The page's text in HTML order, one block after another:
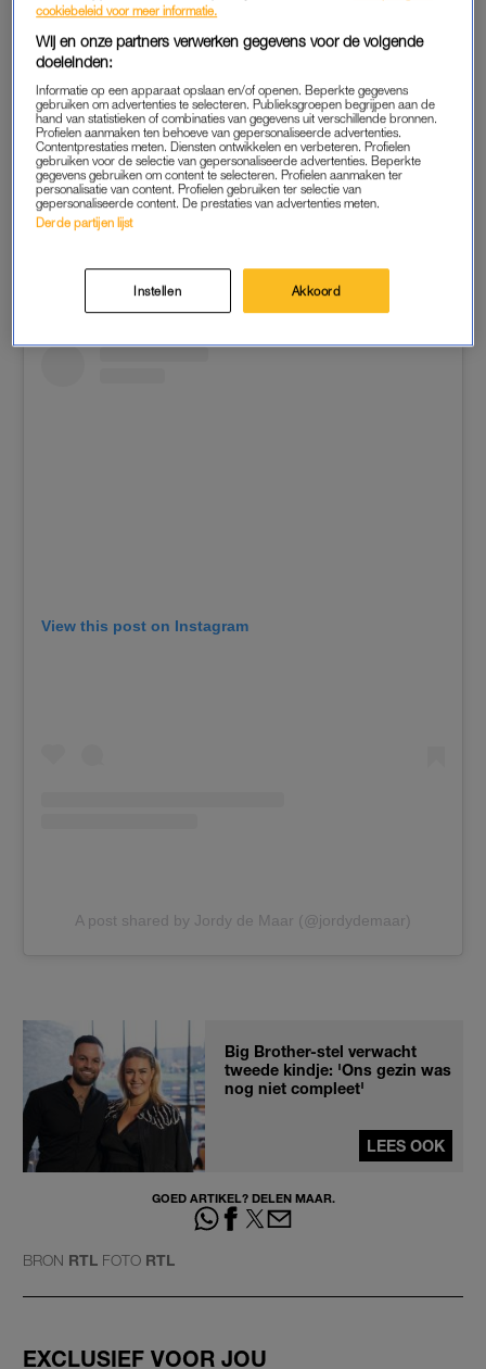
verlossende woord.
WINNAAR ‘BIG BROTHER 2025’
De winnaar is niemand minder dan – tromgeroffel – Jordy. De
juridisch medewerker bij het Openbaar Ministerie, is door het
dolle heen en zowel Mattheüs als zijn vrienden en familie
omhelzen hem. “Dit is niet normaal”, begint hij. “Ik wil iedereen
enorm bedanken voor alle steun.”
View this post on Instagram
A post shared by Jordy de Maar (@jordydemaar)
Big Brother-stel verwacht
tweede kindje: 'Ons gezin was
nog niet compleet'
LEES OOK
GOED ARTIKEL? DELEN MAAR.
BRON RTL FOTO RTL
EXCLUSIEF VOOR JOU
cookiebeleid voor meer informatie.
Wij en onze partners verwerken gegevens voor de volgende
doeleinden:
Informatie op een apparaat opslaan en/of openen. Beperkte gegevens
gebruiken om advertenties te selecteren. Publieksgroepen begrijpen aan de
hand van statistieken of combinaties van gegevens uit verschillende bronnen.
Profielen aanmaken ten behoeve van gepersonaliseerde advertenties.
Contentprestaties meten. Diensten ontwikkelen en verbeteren. Profielen
gebruiken voor de selectie van gepersonaliseerde advertenties. Beperkte
gegevens gebruiken om content te selecteren. Profielen aanmaken ter
personalisatie van content. Profielen gebruiken ter selectie van
gepersonaliseerde content. De prestaties van advertenties meten.
Derde partijen lijst
Instellen Akkoord